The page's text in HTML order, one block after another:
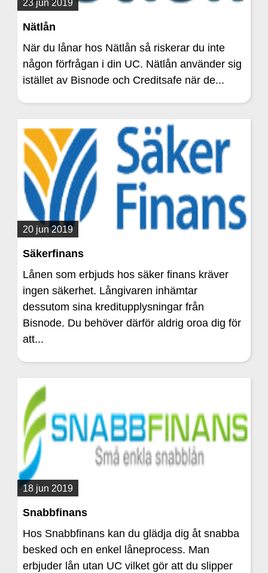
23 jun 2019
Nätlån
När du lånar hos Nätlån så riskerar du inte
någon förfrågan i din UC. Nätlån använder sig
istället av Bisnode och Creditsafe när de...
20 jun 2019
Säkerfinans
Lånen som erbjuds hos säker finans kräver
ingen säkerhet. Långivaren inhämtar
dessutom sina kreditupplysningar från
Bisnode. Du behöver därför aldrig oroa dig för
att...
18 jun 2019
Snabbfinans
Hos Snabbfinans kan du glädja dig åt snabba
besked och en enkel låneprocess. Man
erbjuder lån utan UC vilket gör att du slipper